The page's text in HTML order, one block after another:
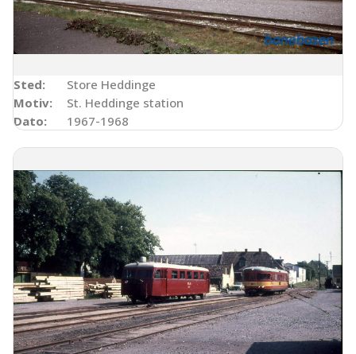
Sted:
Store Heddinge
Motiv:
St. Heddinge station
Dato:
1967-1968